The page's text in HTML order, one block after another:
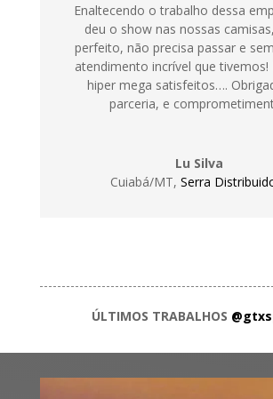
Enaltecendo o trabalho dessa
deu o show nas nossas
perfeito, não precisa passar e
atendimento incrível que tivemos!
hiper mega satisfeitos….
parceria, e
Lu Silva
Cuiabá/MT, Serra
ÚLTIMOS TRABALHOS